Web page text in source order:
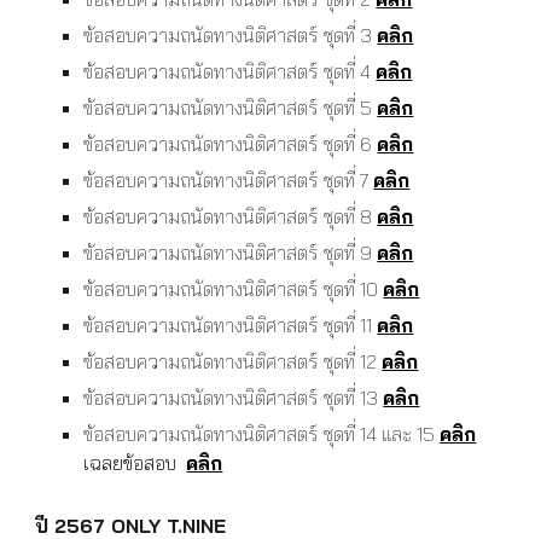
ข้อสอบความถนัดทางนิติศาสตร์ ชุดที่ 3 คลิก
ข้อสอบความถนัดทางนิติศาสตร์ ชุดที่ 4 คลิก
ข้อสอบความถนัดทางนิติศาสตร์ ชุดที่ 5 คลิก
ข้อสอบความถนัดทางนิติศาสตร์ ชุดที่ 6 คลิก
ข้อสอบความถนัดทางนิติศาสตร์ ชุดที่ 7 คลิก
ข้อสอบความถนัดทางนิติศาสตร์ ชุดที่ 8 คลิก
ข้อสอบความถนัดทางนิติศาสตร์ ชุดที่ 9 คลิก
ข้อสอบความถนัดทางนิติศาสตร์ ชุดที่ 10 คลิก
ข้อสอบความถนัดทางนิติศาสตร์ ชุดที่ 11 คลิก
ข้อสอบความถนัดทางนิติศาสตร์ ชุดที่ 12 คลิก
ข้อสอบความถนัดทางนิติศาสตร์ ชุดที่ 13 คลิก
ข้อสอบความถนัดทางนิติศาสตร์ ชุดที่ 14 และ 15 คลิก
เฉลยข้อสอบ คลิก
ปี 2567 ONLY T.NINE